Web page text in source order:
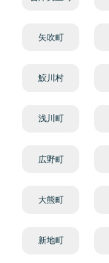
矢吹町
鮫川村
浅川町
広野町
大熊町
新地町